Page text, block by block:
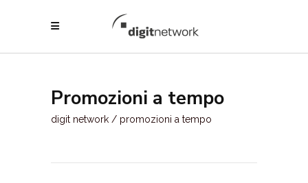
Promozioni a tempo
digit network / promozioni a tempo